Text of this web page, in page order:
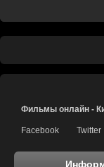
Фильмы онлайн -
Facebook Twitter